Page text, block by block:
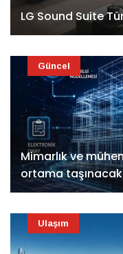
LG Sound Suite
Mimarlık ve
ortama taşınacak
Güncel
Ulaşım